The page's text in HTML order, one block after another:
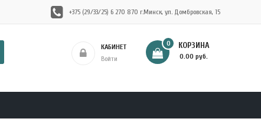
+375 (29/33/25) 6 270 870 г.Минск, ул. Домбровская, 15
КОРЗИНА
0
- 0.00 руб.
КАБИНЕТ
Войти